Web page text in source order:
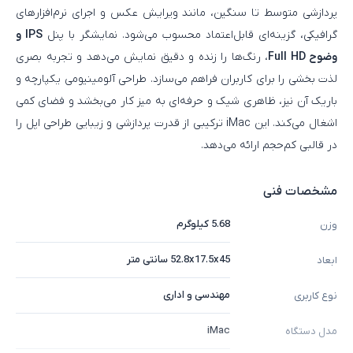
پردازشی متوسط تا سنگین، مانند ویرایش عکس و اجرای نرم‌افزارهای
گرافیکی، گزینه‌ای قابل‌اعتماد محسوب می‌شود. نمایشگر با پنل
IPS و
وضوح Full HD
، رنگ‌ها را زنده و دقیق نمایش می‌دهد و تجربه بصری
لذت‌ بخشی را برای کاربران فراهم می‌سازد. طراحی آلومینیومی یکپارچه و
باریک آن نیز، ظاهری شیک و حرفه‌ای به میز کار می‌بخشد و فضای کمی
اشغال می‌کند. این iMac ترکیبی از قدرت پردازشی و زیبایی طراحی اپل را
در قالبی کم‌حجم ارائه می‌دهد.
مشخصات فنی
وزن 5.68 کیلوگرم
ابعاد 52.8x17.5x45 سانتی متر
نوع کاربری مهندسی و اداری
مدل دستگاه iMac